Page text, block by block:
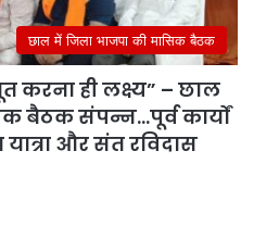
छाल में जिला भाजपा की मासिक बैठक
ही लक्ष्य” – छाल
बैठक संपन्न…पूर्व कार्यों
और संत रविदास